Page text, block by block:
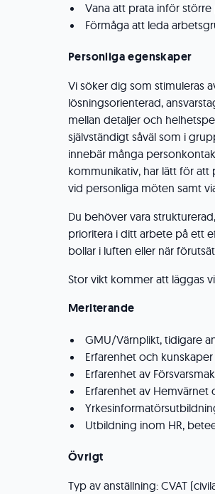
Vana att prata inför
Förmåga att leda
Personliga egenskaper
Vi söker dig som stimuleras
lösningsorienterad,
mellan detaljer och
självständigt såväl som i
innebär många
kommunikativ, har lätt för att
vid personliga möten samt
Du behöver vara
prioritera i ditt arbete på ett
bollar i luften eller när
Stor vikt kommer att läggas
Meriterande
GMU/Värnplikt, tidigare
Erfarenhet och kunskaper
Erfarenhet av
Erfarenhet av
Utbildning inom HR,
Övrigt
Typ av anställning: CVAT